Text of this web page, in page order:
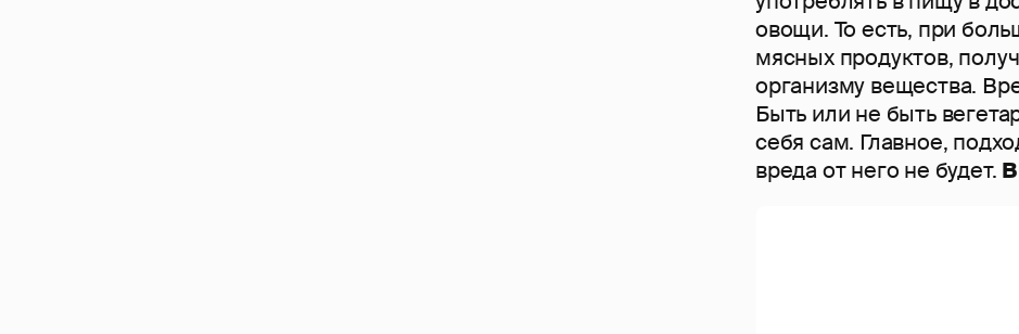
овощи. То есть, при
мясных продуктов,
организму вещества.
Быть или не быть
себя сам. Главное,
вреда от него не будет.